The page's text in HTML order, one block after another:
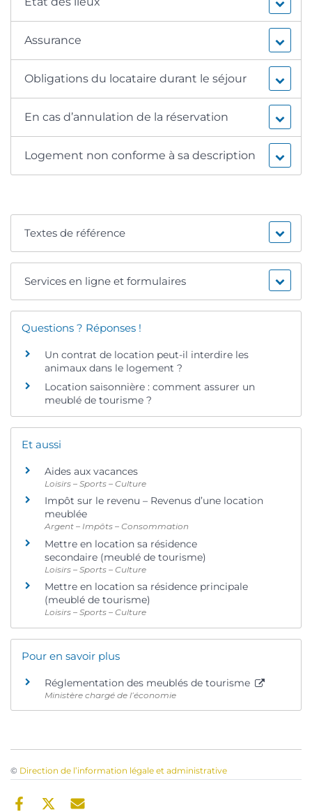
Assurance
Obligations du locataire durant le séjour
En cas d’annulation de la réservation
Logement non conforme à sa description
Textes de référence
Services en ligne et formulaires
Questions ? Réponses !
Un contrat de location peut-il interdire les
animaux dans le logement ?
Location saisonnière : comment assurer un
meublé de tourisme ?
Et aussi
Aides aux vacances
Loisirs – Sports – Culture
Impôt sur le revenu – Revenus d’une location
meublée
Argent – Impôts – Consommation
Mettre en location sa résidence
secondaire (meublé de tourisme)
Loisirs – Sports – Culture
Mettre en location sa résidence principale
(meublé de tourisme)
Loisirs – Sports – Culture
Pour en savoir plus
Réglementation des meublés de tourisme
Ministère chargé de l’économie
© Direction de l’information légale et administrative